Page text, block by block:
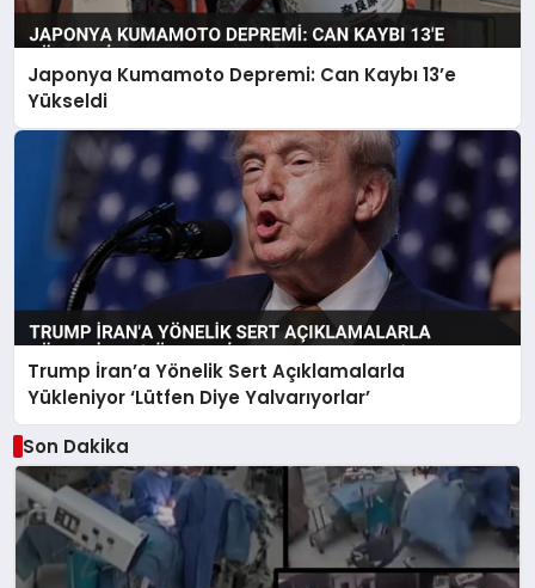
Japonya Kumamoto Depremi: Can Kaybı 13’e
Yükseldi
Trump İran’a Yönelik Sert Açıklamalarla
Yükleniyor ‘Lütfen Diye Yalvarıyorlar’
Son Dakika